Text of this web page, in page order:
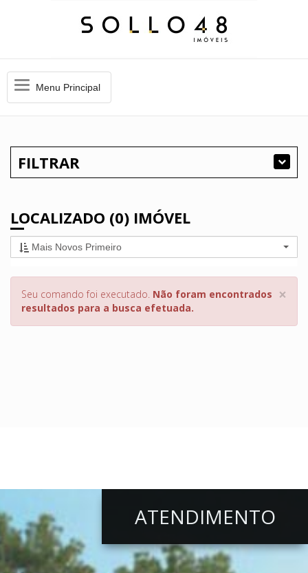
MenuMenu Principal
FILTRAR
LOCALIZADO (0) IMÓVEL
Mais Novos Primeiro
×
Seu comando foi executado. Não foram encontrados
resultados para a busca efetuada.
ATENDIMENTO